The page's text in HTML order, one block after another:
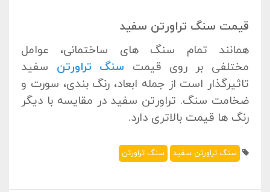
قیمت سنگ تراورتن سفید
همانند تمام سنگ های ساختمانی، عوامل
مختلفی بر روی قیمت سنگ تراورتن سفید
تاثیرگذار است از جمله ابعاد، رنگ بندی، سورت و
ضخامت سنگ. تراورتن سفید در مقایسه با دیگر
رنگ ها قیمت بالاتری دارد.
سنگ تراورتن سفید سنگ تراورتن